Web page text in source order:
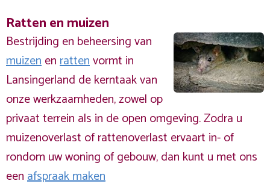
Ratten en muizen
Bestrijding en beheersing van
muizenenrattenvormt in
Lansingerland de kerntaak van
onze werkzaamheden, zowel op
privaat terrein als in de open omgeving. Zodra u
muizenoverlast of rattenoverlast ervaart in- of
rondom uw woning of gebouw, dan kunt u met ons
eenafspraak maken